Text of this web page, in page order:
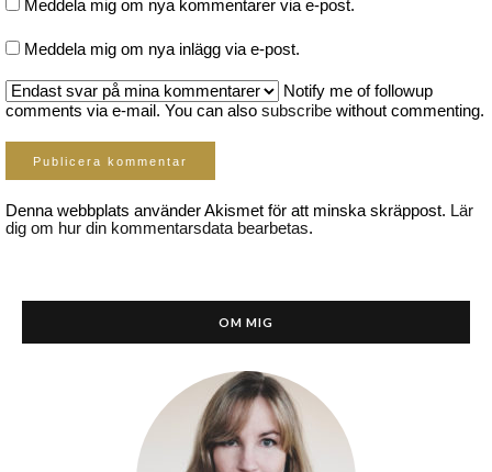
Meddela mig om nya kommentarer via e-post.
Meddela mig om nya inlägg via e-post.
Notify me of followup
comments via e-mail. You can also subscribe without commenting.
Denna webbplats använder Akismet för att minska skräppost. Lär
dig om hur din kommentarsdata bearbetas.
OM MIG